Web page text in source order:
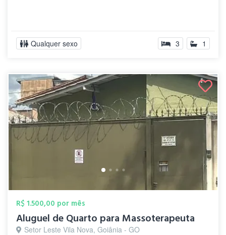
Qualquer sexo 3 1
R$ 1.500,00 por mês
Aluguel de Quarto para Massoterapeuta
Setor Leste Vila Nova, Goiânia - GO